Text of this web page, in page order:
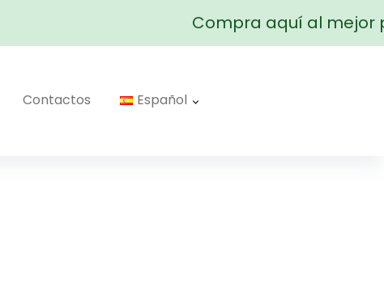
Compra aquí al mejor
Contactos Español